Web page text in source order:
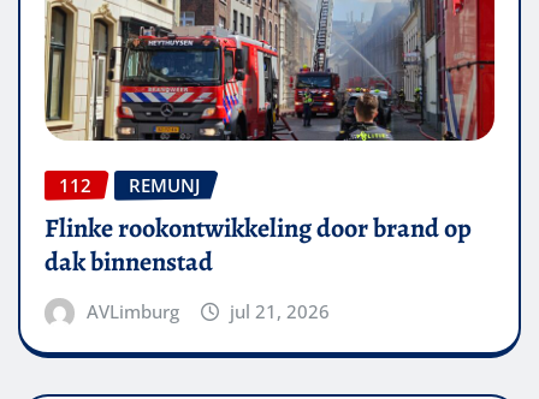
112 REMUNJ
Flinke rookontwikkeling door brand op
dak binnenstad
AVLimburg jul 21, 2026